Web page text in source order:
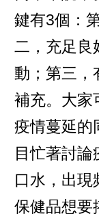
鍵有3個：
二，充足良
動；第三，
補充。大家
疫情蔓延的
目忙著討
口水，出現
保健品想要